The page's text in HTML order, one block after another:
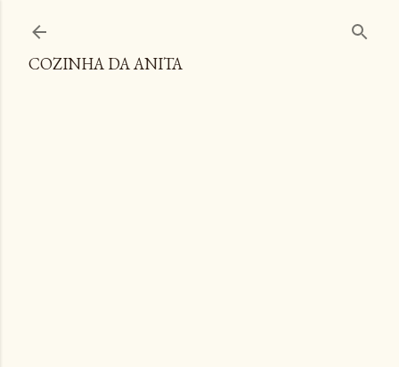
COZINHA DA ANITA